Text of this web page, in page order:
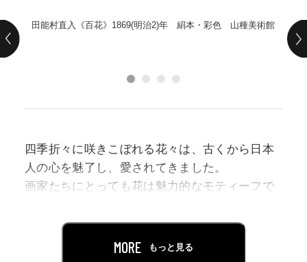
田能村直入《百花》1869(明治2)年 絹本・彩色 山種美術館
四季折々に咲きこぼれる花々は、古くから日本
人の心を魅了し、愛されてきました。
画家たちにとっても花は魅力的なモティーフで
揮された傑作が数多く生まれています。
MORE もっと見る